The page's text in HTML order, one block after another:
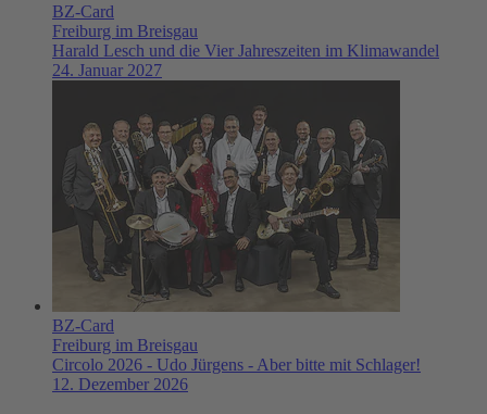
BZ-Card
Freiburg im Breisgau
Harald Lesch und die Vier Jahreszeiten im Klimawandel
24. Januar 2027
BZ-Card
Freiburg im Breisgau
Circolo 2026 - Udo Jürgens - Aber bitte mit Schlager!
12. Dezember 2026